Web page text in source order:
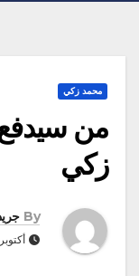
محمد زكي
من
زكي
By
أكتوبر 19, 2015